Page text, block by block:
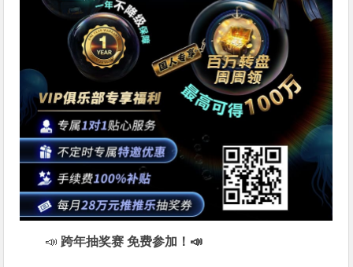
📣 跨年抽奖赛 免费参加 ！📣